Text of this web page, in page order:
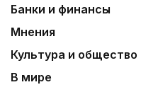
Банки и финансы
Мнения
Культура и общество
В мире